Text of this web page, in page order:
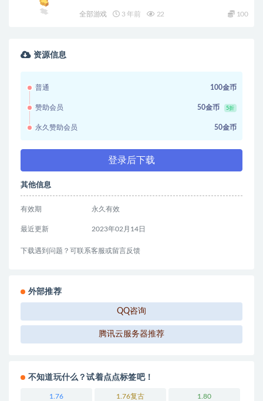
全部游戏 3 年前 22 100
资源信息
普通 100金币
赞助会员 50金币 5折
永久赞助会员 50金币
登录后下载
其他信息
有效期 永久有效
最近更新 2023年02月14日
下载遇到问题？可联系客服或留言反馈
外部推荐
QQ咨询
腾讯云服务器推荐
不知道玩什么？试着点点标签吧！
1.76 1.76复古 1.80